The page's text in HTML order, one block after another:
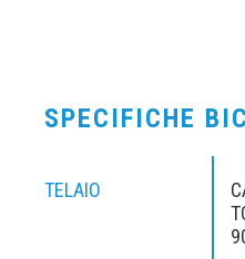
SPECIFICHE
TELAIO